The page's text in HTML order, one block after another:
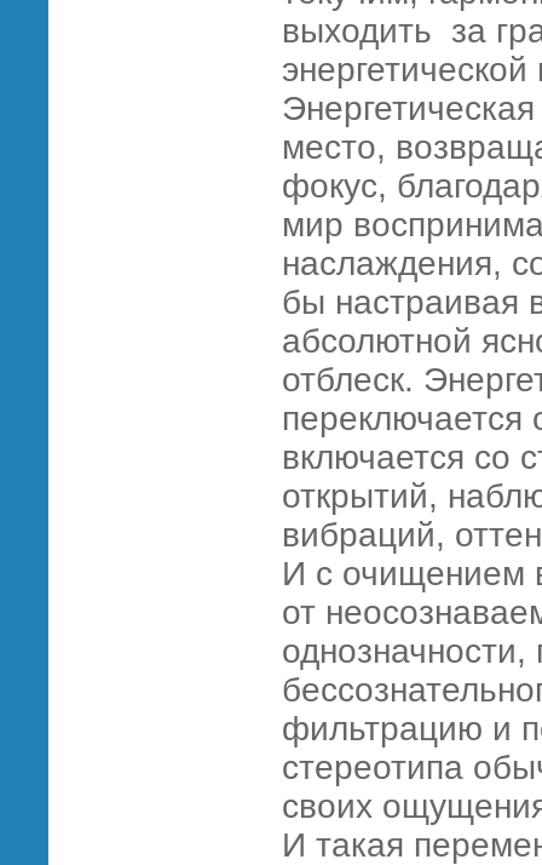
выходить за
место,
фокус,
мир
наслаждения,
бы настраивая
абсолютной
отблеск.
переключается
включается со
открытий,
вибраций,
И с очищением
от
фильтрацию и
стереотипа
своих
И такая